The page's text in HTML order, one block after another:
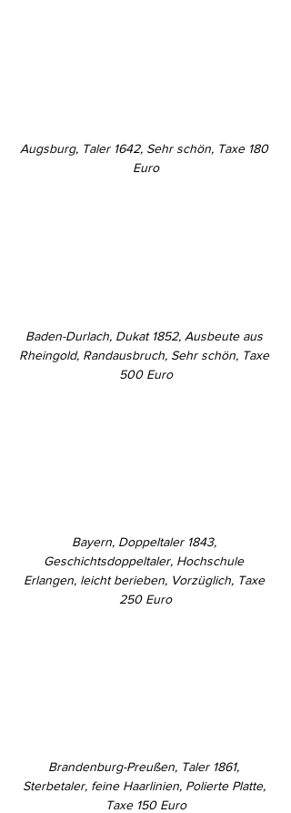
Augsburg, Taler 1642, Sehr schön, Taxe 180
Euro
Baden-Durlach, Dukat 1852, Ausbeute aus
Rheingold, Randausbruch, Sehr schön, Taxe
500 Euro
Bayern, Doppeltaler 1843,
Geschichtsdoppeltaler, Hochschule
Erlangen, leicht berieben, Vorzüglich, Taxe
250 Euro
Brandenburg-Preußen, Taler 1861,
Sterbetaler, feine Haarlinien, Polierte Platte,
Taxe 150 Euro